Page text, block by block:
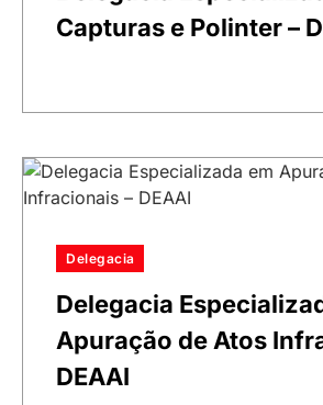
Capturas e Polinter –
Delegacia
Delegacia
Apuração de Atos
DEAAI